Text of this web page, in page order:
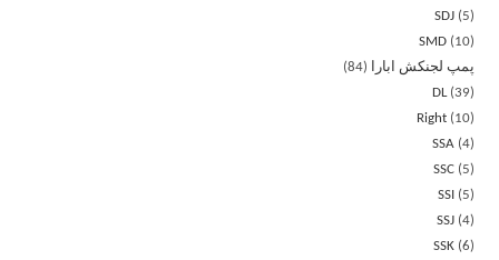
SDJ
5
SMD
10
پمپ لجنکش ابارا
84
DL 39
Right
10
SSA 4
SSC
5
SSI
5
SSJ 4
SSK 6